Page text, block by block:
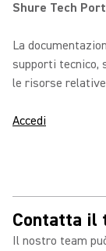
Shure Tech
La
supporti tecnico,
le risorse
Accedi
Contatta il
Il nostro team